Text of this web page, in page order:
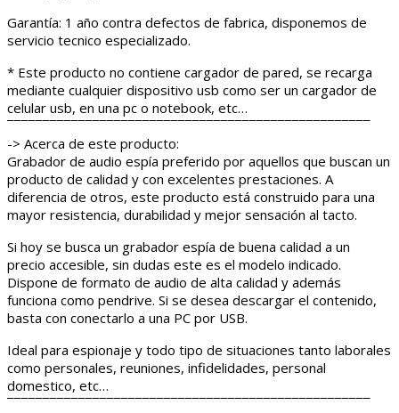
Garantía: 1 año contra defectos de fabrica, disponemos de
servicio tecnico especializado.
* Este producto no contiene cargador de pared, se recarga
mediante cualquier dispositivo usb como ser un cargador de
celular usb, en una pc o notebook, etc…
¯¯¯¯¯¯¯¯¯¯¯¯¯¯¯¯¯¯¯¯¯¯¯¯¯¯¯¯¯¯¯¯¯¯¯¯¯¯¯¯¯¯¯¯¯¯¯¯¯¯¯
-> Acerca de este producto:
Grabador de audio espía preferido por aquellos que buscan un
producto de calidad y con excelentes prestaciones. A
diferencia de otros, este producto está construido para una
mayor resistencia, durabilidad y mejor sensación al tacto.
Si hoy se busca un grabador espía de buena calidad a un
precio accesible, sin dudas este es el modelo indicado.
Dispone de formato de audio de alta calidad y además
funciona como pendrive. Si se desea descargar el contenido,
basta con conectarlo a una PC por USB.
Ideal para espionaje y todo tipo de situaciones tanto laborales
como personales, reuniones, infidelidades, personal
domestico, etc…
¯¯¯¯¯¯¯¯¯¯¯¯¯¯¯¯¯¯¯¯¯¯¯¯¯¯¯¯¯¯¯¯¯¯¯¯¯¯¯¯¯¯¯¯¯¯¯¯¯¯¯